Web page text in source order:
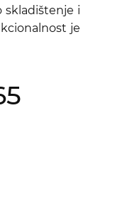
skladištenje i
je